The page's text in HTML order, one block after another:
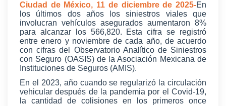
Ciudad de México, 11 de diciembre de 2025-En
los últimos dos años los siniestros viales que
involucran vehículos asegurados aumentaron 8%
para alcanzar los 566,820. Esta cifra se registró
entre enero y noviembre de cada año, de acuerdo
con cifras del Observatorio Analítico de Siniestros
con Seguro (OASIS) de la Asociación Mexicana de
Instituciones de Seguros (AMIS).
En el 2023, año cuando se regularizó la circulación
vehicular después de la pandemia por el Covid-19,
la cantidad de colisiones en los primeros once